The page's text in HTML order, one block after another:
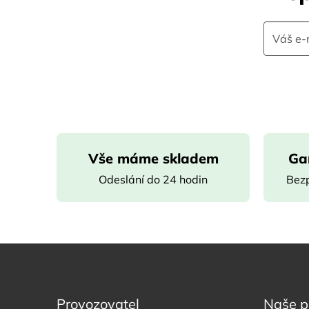
Vše máme skladem
Odeslání do 24 hodin
Provozovatel Naše